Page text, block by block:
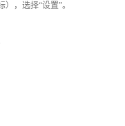
，选择“设置”。